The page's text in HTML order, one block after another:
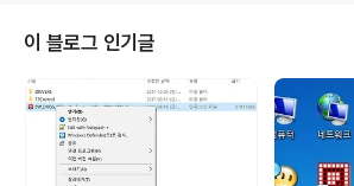
러긴 싫고..... (개발중인 프로그램에 한해선 제 성격상 다운
그레이드를 하지 않습니다. 특별한 이유가 없는한 말이죠.)
그래서 편법을 3가지 정도 생각해 봤습니다. 1. IE Tab 부
가기능 사용 IE Tab 부가기능을 이용해서 티스토리 에 글
쓰기를 하는것입니다. 파폭을 쓰다가 티스토리 글쓰기를
할려고 다른 브라우져..
이 블로그 인기글